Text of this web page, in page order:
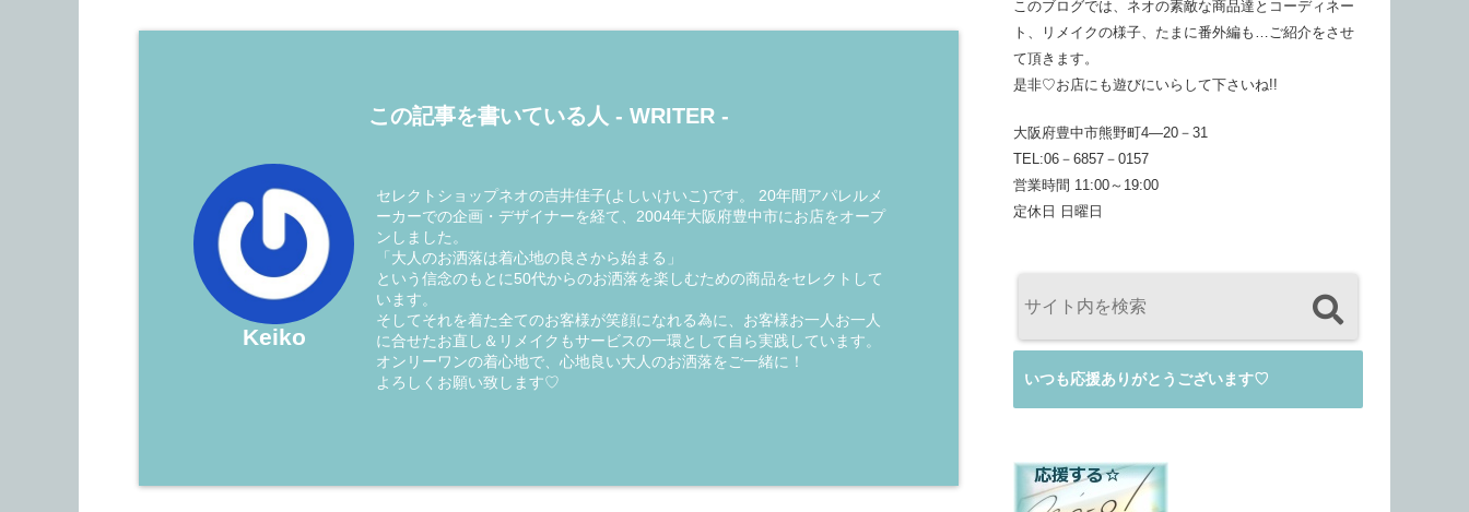
この記事を書いている人 - WRITER -
Keiko
セレクトショップネオの吉井佳子(よしいけいこ)です。 20年間アパレルメ
ーカーでの企画・デザイナーを経て、2004年大阪府豊中市にお店をオープ
ンしました。
「大人のお洒落は着心地の良さから始まる」
という信念のもとに50代からのお洒落を楽しむための商品をセレクトして
います。
そしてそれを着た全てのお客様が笑顔になれる為に、お客様お一人お一人
に合せたお直し＆リメイクもサービスの一環として自ら実践しています。
オンリーワンの着心地で、心地良い大人のお洒落をご一緒に！
よろしくお願い致します♡
このブログでは、ネオの素敵な商品達とコーディネー
ト、リメイクの様子、たまに番外編も…ご紹介をさせ
て頂きます。
是非♡お店にも遊びにいらして下さいね!!
大阪府豊中市熊野町4―20－31
TEL:06－6857－0157
営業時間 11:00～19:00
定休日 日曜日
いつも応援ありがとうございます♡